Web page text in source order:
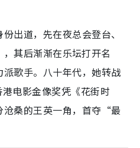
出道，先在夜总会登台、
其后渐渐在乐坛打开名
歌手。八十年代，她转战
电影金像奖凭《花街时
沧桑的王英一角，首夺“最